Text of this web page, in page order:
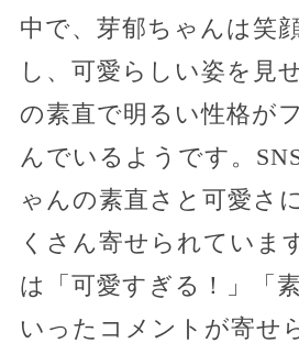
中で、芽郁ちゃんは笑
し、可愛らしい姿を見
の素直で明るい性格が
んでいるようです。
ゃんの素直さと可愛さ
くさん寄せられていま
は「可愛すぎる！」「
いったコメントが寄せ